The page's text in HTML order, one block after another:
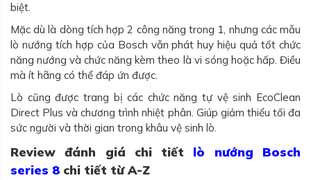
biệt.
Mặc dù là dòng tích hợp 2 công năng trong 1, nhưng các mẫu
lò nướng tích hợp của Bosch vẫn phát huy hiệu quả tốt chức
năng nướng và chức năng kèm theo là vi sóng hoặc hấp. Điều
mà ít hãng có thể đáp ứn được.
Lò cũng được trang bị các chức năng tự vệ sinh EcoClean
Direct Plus và chương trình nhiệt phân. Giúp giảm thiểu tối đa
sức người và thời gian trong khâu vệ sinh lò.
Review đánh giá chi tiết lò nướng Bosch
series 8 chi tiết từ A-Z